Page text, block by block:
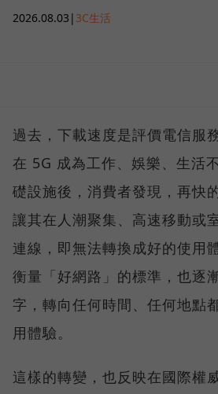
2026.08.03 | 3C生活
過去，下載速度是評價電信服
在 5G 成為工作、娛樂、生活
礎設施後，消費者發現，再快
讓其在人潮聚集、高速移動或
連線，即無法轉換成好的使用
衡量「好網路」的標準，也逐
字，轉向任何時間、任何地點
用體驗。
這樣的轉變，也反映在國際權